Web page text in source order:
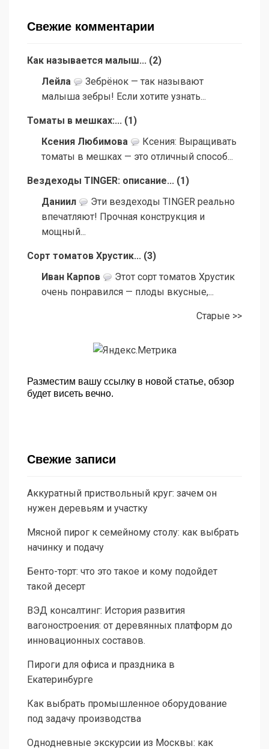
Свежие комментарии
Как называется малыш... (2)
Лейла
Зебрёнок — так называют
малыша зебры! Если хотите узнать...
Томаты в мешках:... (1 )
Ксения Любимова
Ксения: Выращивать
томаты в мешках — это отличный способ...
Вездеходы TINGER: описание... (1 )
Даниил
Эти вездеходы TINGER реально
впечатляют! Прочная конструкция и
мощный...
Сорт томатов Хрустик... (3)
Иван Карпов
Этот сорт томатов Хрустик
очень понравился — плоды вкусные,...
Старые >>
Разместим вашу ссылку в новой статье, обзор
будет висеть вечно.
Свежие записи
Аккуратный приствольный круг: зачем он
нужен деревьям и участку
Мясной пирог к семейному столу: как выбрать
начинку и подачу
Бенто-торт: что это такое и кому подойдет
такой десерт
ВЭД консалтинг: История развития
вагоностроения: от деревянных платформ до
инновационных составов.
Пироги для офиса и праздника в
Екатеринбурге
Как выбрать промышленное оборудование
под задачу производства
Однодневные экскурсии из Москвы: как